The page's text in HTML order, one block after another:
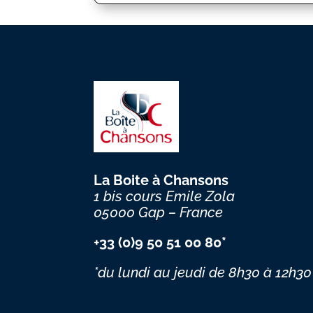
La Boite à Chansons
1 bis cours Emile Zola
05000 Gap – France
+33 (0)9 50 51 00 80*
*du lundi au jeudide 8h30 à 12h30